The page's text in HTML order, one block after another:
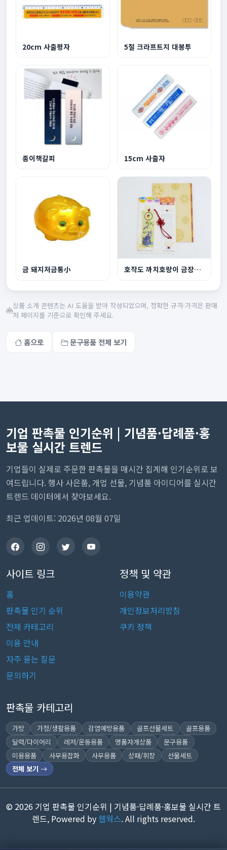
20cm 사출평자 5절 크라프트지 대봉투
종이책갈피 15cm 사출자
금 돼지저금통小 호작도 까치호랑이 금장책갈피 북마크 책꽂이
상품 소개 콘텐츠는 AI 도움을 받아 작성되었으며, 정확한 규격·가격은 판매
처 페이지를 기준으로 확인해 주세요.
홈으로 문구용품 전체 보기
기업 판촉물 인기순위 | 기념품·답례품·홍
보물 실시간 트렌드
기업들이 실제로 주문한 판촉물을 매시간 집계해 인기순위로 보
여드립니다. 행사 사은품, 개업 선물, 기념품 아이디어를 실시간
트렌드 데이터에서 찾아보세요.
최근 업데이트: 2026년 08월 07일
사이트 링크
홈
판촉물 인기 순위
전체 카테고리
이용 안내
자주 묻는 질문
문의하기
정책 및 약관
이용약관
개인정보처리방침
쿠키 정책
판촉물 카테고리
가방 가정/생활용품 감염예방용품 골프선물세트
골프용품
달력/다이어리
레저/운동용품 명품자개상품
문구용품
미용용품
사무용잡화 사무용품 상패/휘장
선물세트
전체 보기
© 2026 기업 판촉물 인기순위 | 기념품·답례품·홍보물 실시간 트
렌드, Powered by 웹웍스. All rights reserved.